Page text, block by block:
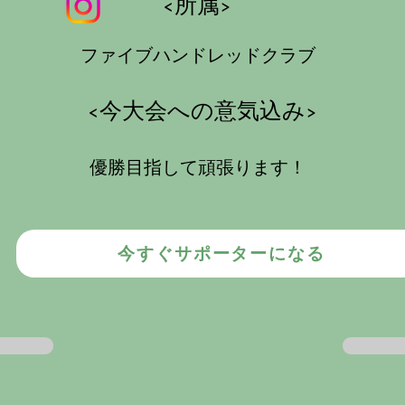
<所属>
ファイブハンドレッドクラブ
​<今大会への意気込み>
優勝目指して頑張ります！
今すぐサポーターになる